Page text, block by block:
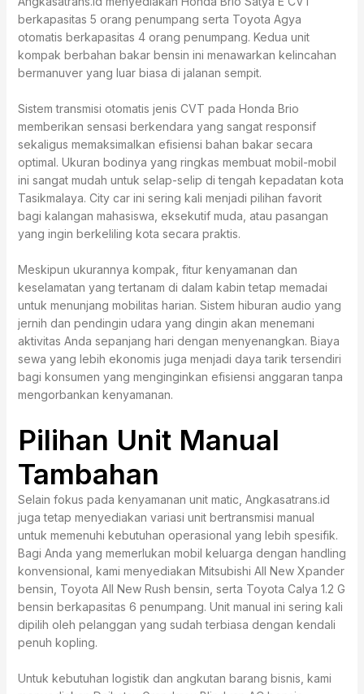
berkapasitas 5 orang penumpang serta Toyota Agya
otomatis berkapasitas 4 orang penumpang. Kedua unit
kompak berbahan bakar bensin ini menawarkan kelincahan
bermanuver yang luar biasa di jalanan sempit.
Sistem transmisi otomatis jenis CVT pada Honda Brio
memberikan sensasi berkendara yang sangat responsif
sekaligus memaksimalkan efisiensi bahan bakar secara
optimal. Ukuran bodinya yang ringkas membuat mobil-mobil
ini sangat mudah untuk selap-selip di tengah kepadatan kota
Tasikmalaya. City car ini sering kali menjadi pilihan favorit
bagi kalangan mahasiswa, eksekutif muda, atau pasangan
yang ingin berkeliling kota secara praktis.
Meskipun ukurannya kompak, fitur kenyamanan dan
keselamatan yang tertanam di dalam kabin tetap memadai
untuk menunjang mobilitas harian. Sistem hiburan audio yang
jernih dan pendingin udara yang dingin akan menemani
aktivitas Anda sepanjang hari dengan menyenangkan. Biaya
sewa yang lebih ekonomis juga menjadi daya tarik tersendiri
bagi konsumen yang menginginkan efisiensi anggaran tanpa
mengorbankan kenyamanan.
Pilihan Unit Manual
Tambahan
Selain fokus pada kenyamanan unit matic, Angkasatrans.id
juga tetap menyediakan variasi unit bertransmisi manual
untuk memenuhi kebutuhan operasional yang lebih spesifik.
Bagi Anda yang memerlukan mobil keluarga dengan handling
konvensional, kami menyediakan Mitsubishi All New Xpander
bensin, Toyota All New Rush bensin, serta Toyota Calya 1.2 G
bensin berkapasitas 6 penumpang. Unit manual ini sering kali
dipilih oleh pelanggan yang sudah terbiasa dengan kendali
penuh kopling.
Untuk kebutuhan logistik dan angkutan barang bisnis, kami